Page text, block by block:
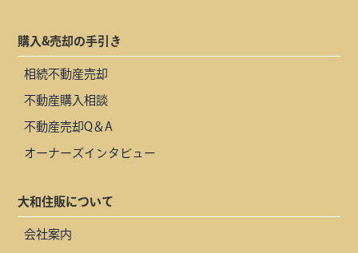
購入&売却の手引き
相続不動産売却
不動産購入相談
不動産売却Q＆A
オーナーズインタビュー
大和住販について
会社案内